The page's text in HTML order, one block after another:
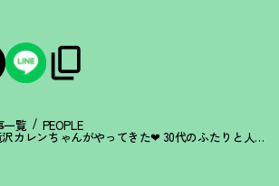
一覧 PEOPLE
カレンちゃんがやってきた❤︎ 30代のふたりと人生